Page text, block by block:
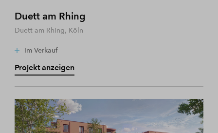
Duett am Rhing
Duett am Rhing, Köln
Im Verkauf
Projekt anzeigen